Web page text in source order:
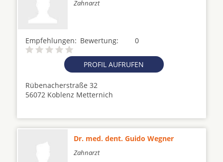
Zahnarzt
Empfehlungen: 0
Bewertung:
PROFIL AUFRUFEN
Rübenacherstraße 32
56072 Koblenz Metternich
Dr. med. dent. Guido Wegner
Zahnarzt